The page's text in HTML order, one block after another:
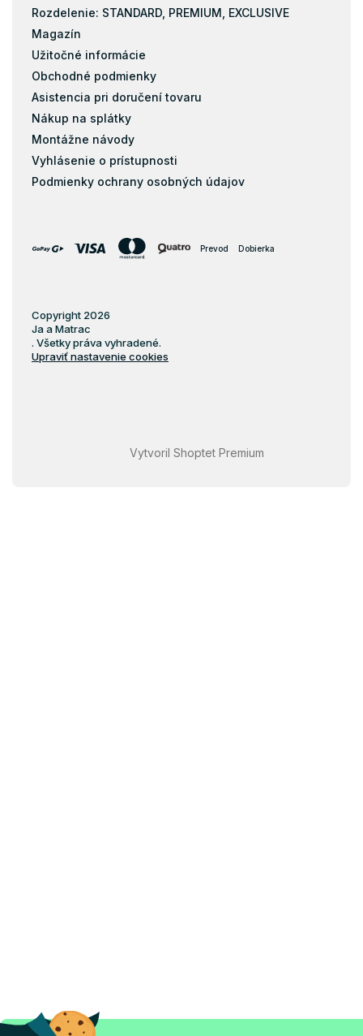
Rozdelenie: STANDARD, PREMIUM, EXCLUSIVE
Magazín
Užitočné informácie
Obchodné podmienky
Asistencia pri doručení tovaru
Nákup na splátky
Montážne návody
Vyhlásenie o prístupnosti
Podmienky ochrany osobných údajov
Prevod Dobierka
Vytvoril Shoptet Premium
Copyright 2026
Ja a Matrac
. Všetky práva vyhradené.
Upraviť nastavenie cookies